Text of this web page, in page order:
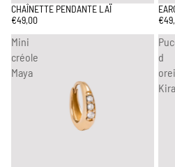
CHAÎNETTE PENDANTE LAÏ
€49,00
Mini
créole
Maya
d
Kira